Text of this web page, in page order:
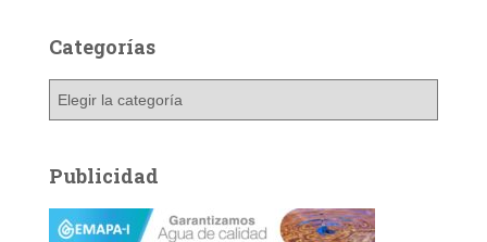
Categorías
g
o
Publicidad